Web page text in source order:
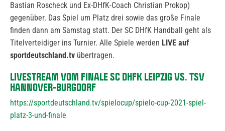
Bastian Roscheck und Ex-DHfK-Coach Christian Prokop)
gegenüber. Das Spiel um Platz drei sowie das große Finale
finden dann am Samstag statt. Der SC DHfK Handball geht als
Titelverteidiger ins Turnier. Alle Spiele werden LIVE auf
sportdeutschland.tv übertragen.
LIVESTREAM VOM FINALE SC DHFK LEIPZIG VS. TSV
HANNOVER-BURGDORF
https://sportdeutschland.tv/spielocup/spielo-cup-2021-spiel-
platz-3-und-finale